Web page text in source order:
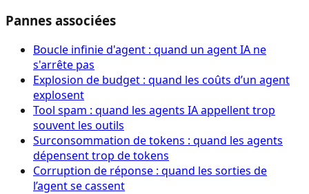
Pannes associées
Boucle infinie d'agent : quand un agent IA ne
s'arrête pas
Explosion de budget : quand les coûts d’un agent
explosent
Tool spam : quand les agents IA appellent trop
souvent les outils
Surconsommation de tokens : quand les agents
dépensent trop de tokens
Corruption de réponse : quand les sorties de
l’agent se cassent